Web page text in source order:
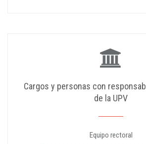
Cargos y personas con
de la UPV
Equipo rectoral